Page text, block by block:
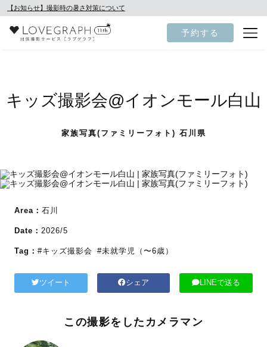
【お知らせ】撮影時の暑さ対策について
予約する
キッズ撮影会@イオンモール白山
家族写真(ファミリーフォト) 石川県
Area： 石川
Date： 2026/5
Tag： #キッズ撮影会 #未就学児（〜6歳）
ツイート シェア LINEで送る
この撮影をしたカメラマン